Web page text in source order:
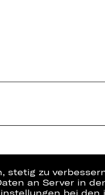
stetig zu
an Server in
bei den